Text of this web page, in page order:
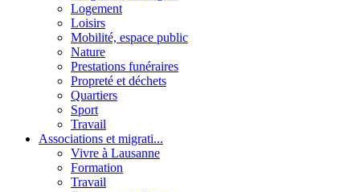
Logement
Loisirs
Mobilité, espace public
Nature
Prestations funéraires
Propreté et déchets
Quartiers
Sport
Travail
Associations et migrati...
Vivre à Lausanne
Formation
Travail